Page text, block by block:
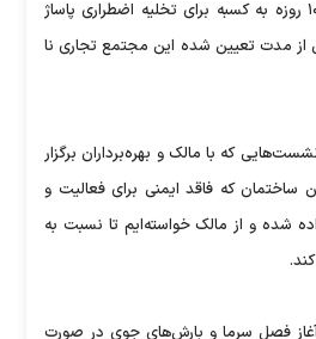
آبادیان ضمن اعلام مهلت ۱۰ روزه به کسبه برای تخلیه اضطراری پاساژ
از مدت تعیین شده این مجتمع تجاری نا
افزود: طی نشست‌هایی که با مالک و بهره‌برداران برگزار
که فاقد ایمنی برای فعالیت و
شده و از مالک خواسته‌ایم تا نسبت به
آغاز فصل سرما و بارش‌های جوی در صورت